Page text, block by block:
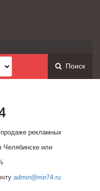
Поиск
рекламных
Челябинске или
admin@mir74.ru